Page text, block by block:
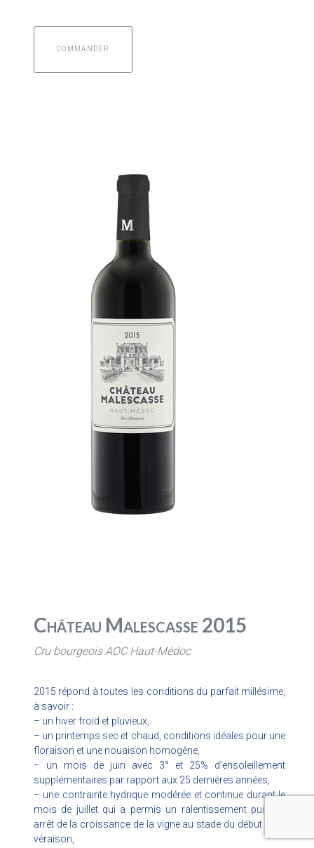
COMMANDER
Château Malescasse 2015
Cru bourgeois AOC Haut-Médoc
2015 répond à toutes les conditions du parfait millésime,
à savoir :
– un hiver froid et pluvieux,
– un printemps sec et chaud, conditions idéales pour une
floraison et une nouaison homogène,
– un mois de juin avec 3° et 25% d’ensoleillement
supplémentaires par rapport aux 25 dernières années,
– une contrainte hydrique modérée et continue durant le
mois de juillet qui a permis un ralentissement puis un
arrêt de la croissance de la vigne au stade du début de la
véraison,